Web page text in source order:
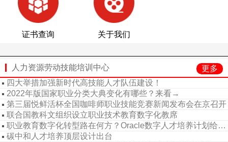
证书查询 关于我们
人力资源劳动技能培训中心
更多
四大举措加强新时代高技能人才队伍建设！
2022年版国家职业分类大典变化有哪些？来看→
第三届悦鲜活杯全国咖啡师职业技能竞赛新闻发布会在京召开
联合国教科文组织设立职业技术教育数字化教席
职业教育数字化转型路在何方？Oracle数字人才培养计划给出新方向
碳中和人才培养顶层设计出台